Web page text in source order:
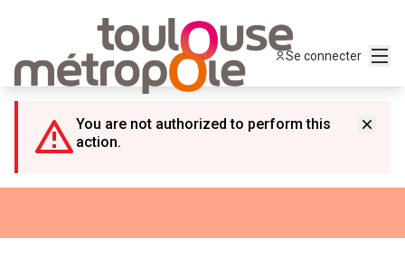
Se connecter
You are not authorized to perform this
action.